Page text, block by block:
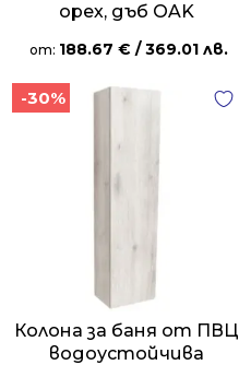
орех, дъб OAK
от: 188.67 € / 369.01 лв.
-30%
Колона за баня от ПВЦ
водоустойчива